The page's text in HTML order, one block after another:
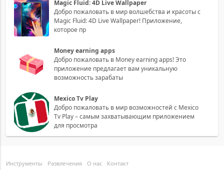
Magic Fluid: 4D Live Wallpaper
Добро пожаловать в мир волшебства и красоты с
Magic Fluid: 4D Live Wallpaper! Приложение,
которое пр
Money earning apps
Добро пожаловать в Money earning apps! Это
приложение предлагает вам уникальную
возможность зарабаты
Mexico Tv Play
Добро пожаловать в мир возможностей с Mexico
Tv Play – самым захватывающим приложением
для просмотра
Инструменты Развлечения О нас Контакт